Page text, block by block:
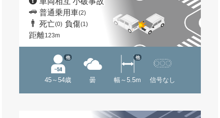
普通乗用車(2)
死亡(0) 負傷(1)
距離123m
45～54歳
他
曇 幅～5.5m
他
信号なし